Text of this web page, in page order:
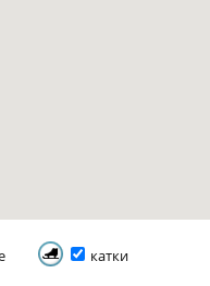
катки